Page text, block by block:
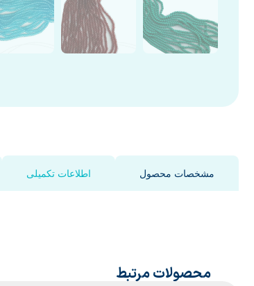
مشخصات محصول اطلاعات تکمیلی
محصولات مرتبط